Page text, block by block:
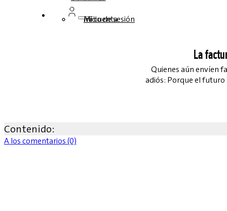
Inicio de sesión
Mi cuenta
La
Quienes aún envíen
adiós: Porque el
Contenido:
A los comentarios (0)